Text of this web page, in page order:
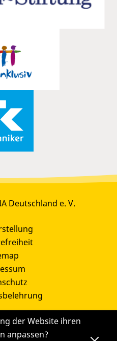
der Website ihren
anpassen?
Deutschland e. V.